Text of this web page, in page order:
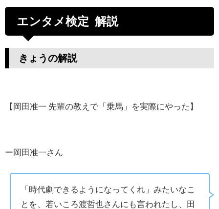
エンタメ検定 解説
きょうの解説
【岡田准一 先輩の教えで「乗馬」を実際にやった】
ー岡田准一さん
「時代劇できるようになってくれ」みたいなこ
とを、若いころ渡哲也さんにも言われたし、田